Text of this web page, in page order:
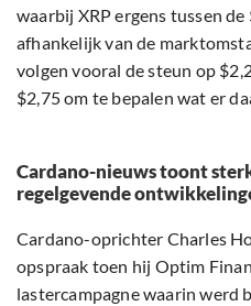
waarbij XRP ergens tussen
afhankelijk van de
volgen vooral de steun op
$2,75 om te bepalen wat er
Cardano-nieuws toont
regelgevende
Cardano-oprichter Charles
opspraak toen hij Optim
lastercampagne waarin werd